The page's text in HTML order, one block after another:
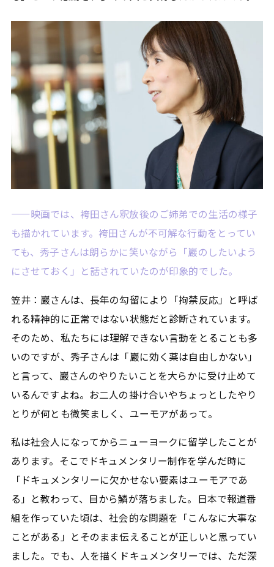
——映画では、袴田さん釈放後のご姉弟での生活の様子
も描かれています。袴田さんが不可解な行動をとってい
ても、秀子さんは朗らかに笑いながら「巖のしたいよう
にさせておく」と話されていたのが印象的でした。
笠井：巖さんは、長年の勾留により「拘禁反応」と呼ば
れる精神的に正常ではない状態だと診断されています。
そのため、私たちには理解できない言動をとることも多
いのですが、秀子さんは「巖に効く薬は自由しかない」
と言って、巖さんのやりたいことを大らかに受け止めて
いるんですよね。お二人の掛け合いやちょっとしたやり
とりが何とも微笑ましく、ユーモアがあって。
私は社会人になってからニューヨークに留学したことが
あります。そこでドキュメンタリー制作を学んだ時に
「ドキュメンタリーに欠かせない要素はユーモアであ
る」と教わって、目から鱗が落ちました。日本で報道番
組を作っていた頃は、社会的な問題を「こんなに大事な
ことがある」とそのまま伝えることが正しいと思ってい
ました。でも、人を描くドキュメンタリーでは、ただ深